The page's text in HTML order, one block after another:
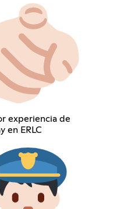
experiencia de
en ERLC